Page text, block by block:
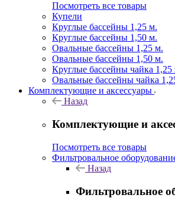
Посмотреть все товары
Купели
Круглые бассейны 1,25 м.
Круглые бассейны 1,50 м.
Овальные бассейны 1,25 м.
Овальные бассейны 1,50 м.
Круглые бассейны чайка 1,25
Овальные бассейны чайка
Комплектующие и аксессуары
Назад
Комплектующие и
Посмотреть все товары
Фильтровальное
Назад
Фильтровальное